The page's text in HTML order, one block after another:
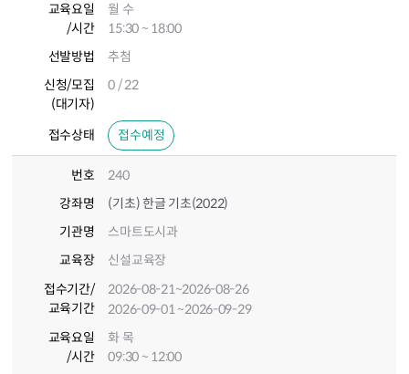
교육요일
/시간
월 수
15:30 ~ 18:00
선발방법
추첨
신청/모집
(대기자)
0 / 22
접수상태 접수예정
번호
240
강좌명
(기초) 한글 기초(2022)
기관명
스마트도시과
교육장
신설교육장
접수기간/
교육기간
2026-08-21~2026-08-26
2026-09-01~2026-09-29
교육요일
/시간
화 목
09:30 ~ 12:00